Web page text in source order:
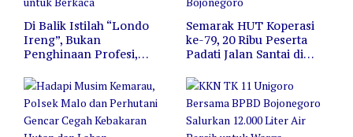
Di Balik Istilah “Londo
Ireng”, Bukan
Penghinaan Profesi,
Berkaca
Semarak HUT Koperasi
ke-79, 20 Ribu Peserta
Padati Jalan Santai di